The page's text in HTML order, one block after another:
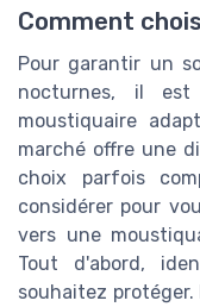
Comment
Pour garantir un
nocturnes, il est
moustiquaire
marché offre une
choix parfois
considérer pour
vers une
Tout d'abord,
souhaitez